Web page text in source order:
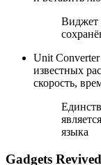
Виджет
Unit
известных
скорость,
языка
Gadgets Revived